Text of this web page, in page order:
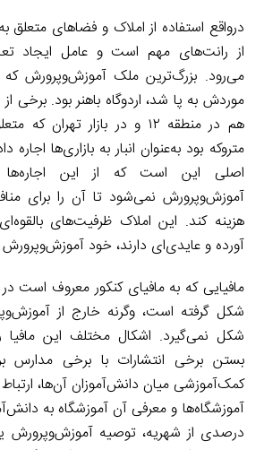
درواقع استفاده از املاک و فضاهای
از رانت‌های مهم است و عامل ایجاد
می‌رود. بزرگ‌ترین ملک آموزش‌وپرورش
موردش به پا شد، اردوگاه باهنر بود. برخی
هم در منطقه ۱۲ و در بازار
متروکه بود به‌عنوان انبار به بازاری‌ها
اصلی این است که از این
آموزش‌وپرورش نمی‌شود تا آن را برای
هزینه کند. این املاک ظرفیت‌های
آورده و عایدی‌ای دارند، خود آموزش‌وپرورش
مافیایی که به مافیای کنکور معروف است
شکل گرفته است، وگرنه خارج از
شکل نمی‌گیرد. اشکال مختلف این مافیا
بستن برخی انتشارات با برخی مدارس
کمک‌آموزشی میان دانش‌آموزان آن‌ها،
آموزشگاه‌ها و معرفی آن آموزشگاه به
درصدی از شهریه، توصیه